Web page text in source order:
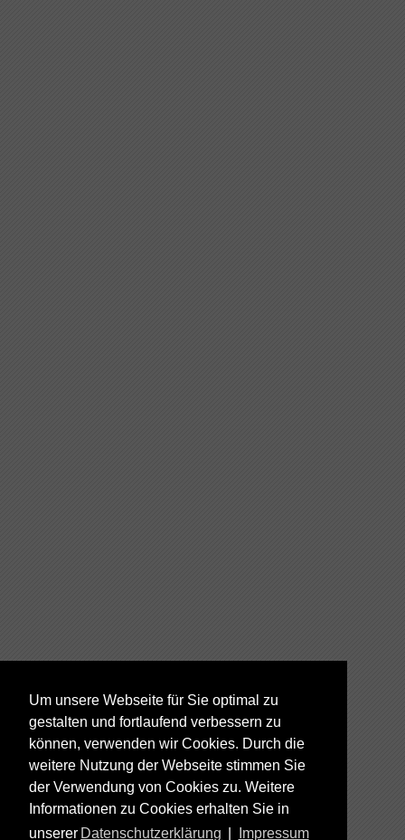
Um unsere Webseite für Sie optimal zu
gestalten und fortlaufend verbessern zu
können, verwenden wir Cookies. Durch die
weitere Nutzung der Webseite stimmen Sie
der Verwendung von Cookies zu. Weitere
Informationen zu Cookies erhalten Sie in
unserer Datenschutzerklärung Impressum